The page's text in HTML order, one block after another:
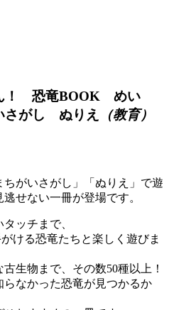
！ 恐竜BOOK めい
がし ぬりえ
（教育）
ちがいさがし」「ぬりえ」で遊
せない一冊が登場です。
ッチまで、
ける恐竜たちと楽しく遊びま
生物まで、その数50種以上！
なかった恐竜が見つかるか